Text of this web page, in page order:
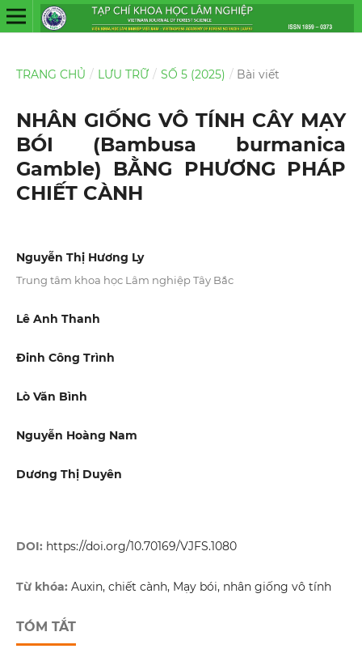
TRANG CHỦ / LƯU TRỮ / SỐ 5 (2025) / Bài viết
NHÂN GIỐNG VÔ TÍNH CÂY MẠY
BÓI (Bambusa burmanica
Gamble) BẰNG PHƯƠNG PHÁP
CHIẾT CÀNH
Nguyễn Thị Hương Ly
Trung tâm khoa học Lâm nghiệp Tây Bắc
Lê Anh Thanh
Đinh Công Trình
Lò Văn Bình
Nguyễn Hoàng Nam
Dương Thị Duyên
DOI: https://doi.org/10.70169/VJFS.1080
Từ khóa: Auxin, chiết cành, Mạy bói, nhân giống vô tính
TÓM TẮT